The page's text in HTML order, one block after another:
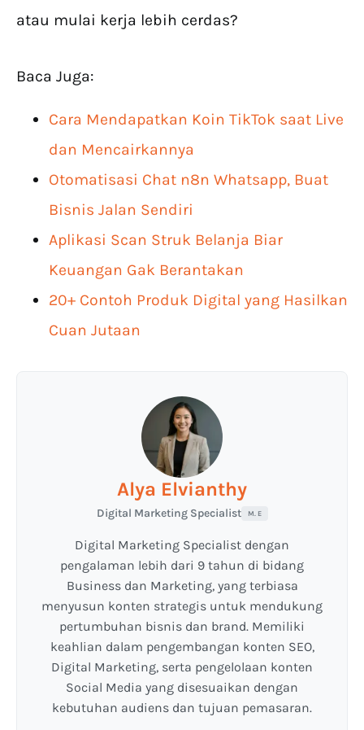
atau mulai kerja lebih cerdas?
Baca Juga:
Cara Mendapatkan Koin TikTok saat Live
dan Mencairkannya
Otomatisasi Chat n8n Whatsapp, Buat
Bisnis Jalan Sendiri
Aplikasi Scan Struk Belanja Biar
Keuangan Gak Berantakan
20+ Contoh Produk Digital yang Hasilkan
Cuan Jutaan
Alya Elvianthy
Digital Marketing Specialist M. E
Digital Marketing Specialist dengan
pengalaman lebih dari 9 tahun di bidang
Business dan Marketing, yang terbiasa
menyusun konten strategis untuk mendukung
pertumbuhan bisnis dan brand. Memiliki
keahlian dalam pengembangan konten SEO,
Digital Marketing, serta pengelolaan konten
Social Media yang disesuaikan dengan
kebutuhan audiens dan tujuan pemasaran.